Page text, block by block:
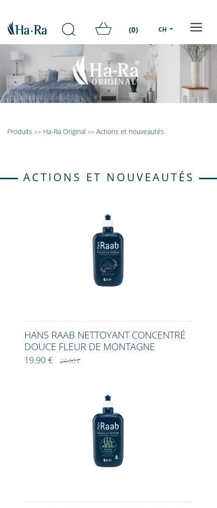
(0) CH
Produits >> Ha-Ra Original >> Actions et nouveautés
ACTIONS ET NOUVEAUTÉS
HANS RAAB NETTOYANT CONCENTRÉ
DOUCE FLEUR DE MONTAGNE
19.90 €24.90 €